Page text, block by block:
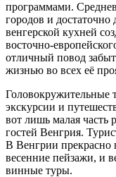
программами.
городов и
венгерской кухней
восточно-
отличный повод
жизнью во всех её
Головокружительные
экскурсии и
вот лишь малая часть
гостей Венгрия.
В Венгрии прекрасно
весенние пейзажи, и
винные туры.